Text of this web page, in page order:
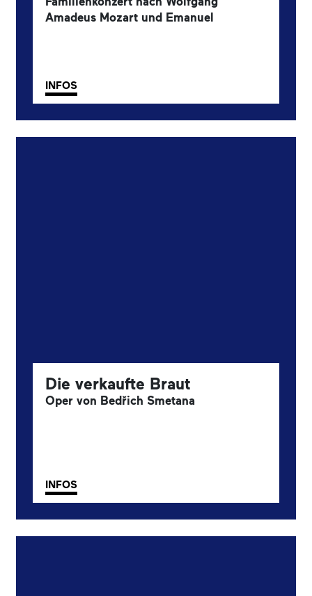
Amadeus Mozart und Emanuel
INFOS
Die verkaufte Braut
Oper von Bedřich Smetana
INFOS